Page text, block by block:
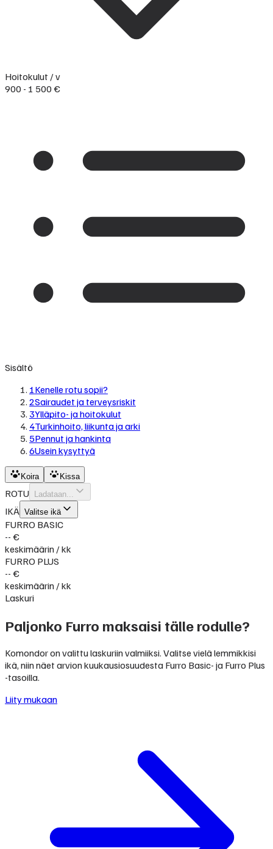
Hoitokulut / v
900 - 1 500 €
Sisältö
1Kenelle rotu sopii?
2Sairaudet ja terveysriskit
3Ylläpito- ja hoitokulut
4Turkinhoito, liikunta ja arki
5Pennut ja hankinta
6Usein kysyttyä
Koira Kissa
ROTU Ladataan...
IKÄ Valitse ikä
FURRO BASIC
-- €
keskimäärin / kk
FURRO PLUS
-- €
keskimäärin / kk
Laskuri
Paljonko Furro maksaisi tälle rodulle?
Komondor on valittu laskuriin valmiiksi. Valitse vielä lemmikkisi
ikä, niin näet arvion kuukausiosuudesta Furro Basic- ja Furro Plus
-tasoilla.
Liity mukaan